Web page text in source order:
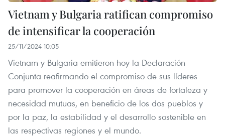
Vietnam y Bulgaria ratifican compromiso
de intensificar la cooperación
25/11/2024 10:05
Vietnam y Bulgaria emitieron hoy la Declaración
Conjunta reafirmando el compromiso de sus líderes
para promover la cooperación en áreas de fortaleza y
necesidad mutuas, en beneficio de los dos pueblos y
por la paz, la estabilidad y el desarrollo sostenible en
las respectivas regiones y el mundo.